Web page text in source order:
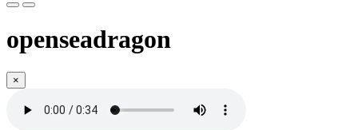
openseadragon
×